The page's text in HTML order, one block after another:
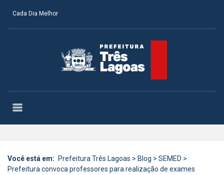
Cada Dia Melhor
Você está em: Prefeitura Três Lagoas > Blog > SEMED >
Prefeitura convoca professores para realização de exames